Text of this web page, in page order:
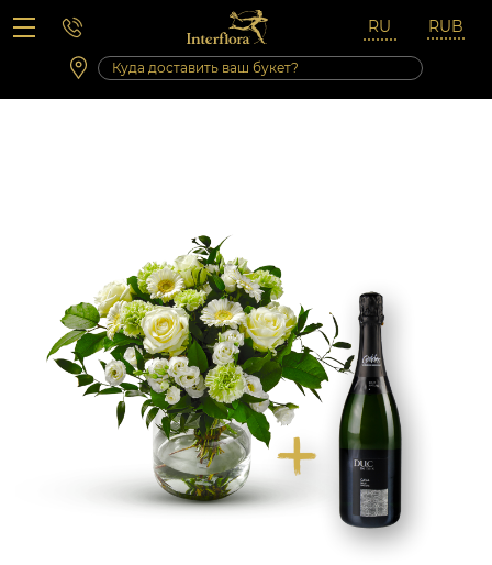
Вопросы-ответы
Сб 10:00 ‐ 14:00
Выходные и праздничные дни